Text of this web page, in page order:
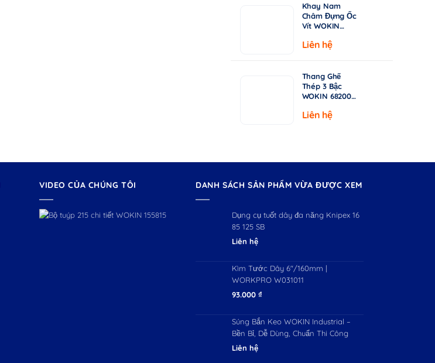
Khay Nam
Châm Đựng Ốc
Vít WOKIN
Đường Kính
Liên hệ
Thang Ghế
Thép 3 Bậc
WOKIN 682003
150kg
Liên hệ
VIDEO CỦA CHÚNG TÔI DANH SÁCH SẢN PHẨM VỪA ĐƯỢC XEM
Dụng cụ tuốt dây đa năng Knipex 16
85 125 SB
Liên hệ
Kìm Tước Dây 6"/160mm |
WORKPRO W031011
93.000₫
Súng Bắn Keo WOKIN Industrial –
Bền Bỉ, Dễ Dùng, Chuẩn Thi Công
Liên hệ